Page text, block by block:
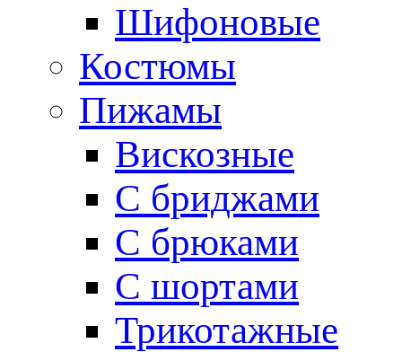
Шифоновые
Костюмы
Пижамы
Вискозные
С бриджами
С брюками
С шортами
Трикотажные